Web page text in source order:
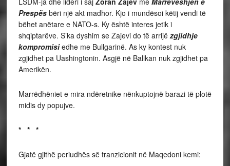
Prespësbëri një akt madhor. Kjo i mundësoi këtij vendi të
bëhet anëtare e NATO-s. Ky është interes jetik i
shqiptarëve. S’ka dyshim se Zajevi do të arrijë zgjidhje
kompromisiedhe me Bullgarinë. As ky kontest nuk
zgjidhet pa Uashingtonin. Asgjë në Ballkan nuk zgjidhet pa
Amerikën.
Marrëdhëniet e mira ndëretnike nënkuptojnë barazi të plotë
midis dy popujve.
* * *
Gjatë gjithë periudhës së tranzicionit në Maqedoni kemi: